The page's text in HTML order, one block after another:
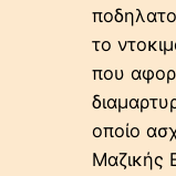
το
που
οποίο
Μαζικής